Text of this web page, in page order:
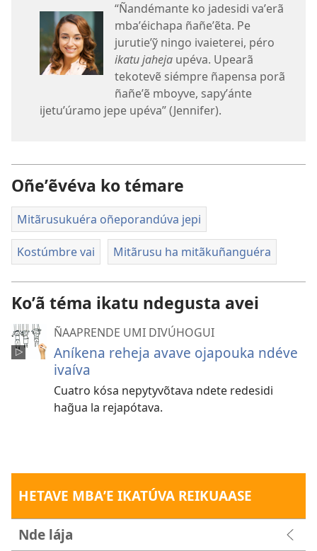
“Ñandémante ko jadesidi vaʼerã
mbaʼéichapa ñañeʼẽta. Pe
jurutieʼỹ ningo ivaieterei, péro
ikatu jaheja upéva. Upearã
tekotevẽ siémpre ñapensa porã
ñañeʼẽ mboyve, sapyʼánte
ijetuʼúramo jepe upéva” (Jennifer).
Oñeʼẽvéva ko témare
Mitãrusukuéra oñeporandúva jepi
Kostúmbre vai Mitãrusu ha mitãkuñanguéra
Koʼã téma ikatu ndegusta avei
ÑAAPRENDE UMI DIVÚHOGUI
Aníkena reheja avave ojapouka ndéve
ivaíva
Cuatro kósa nepytyvõtava ndete redesidi
hag̃ua la rejapótava.
HETAVE MBAʼE IKATÚVA REIKUAASE
Nde lája